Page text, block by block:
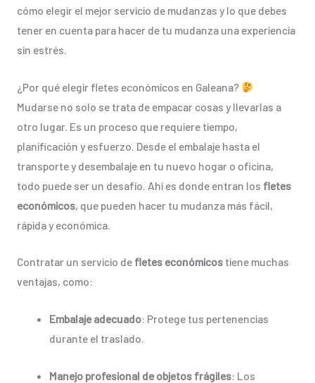
cómo elegir el mejor servicio de mudanzas y lo que debes
tener en cuenta para hacer de tu mudanza una experiencia
sin estrés.
¿Por qué elegir fletes económicos en Galeana?
Mudarse no solo se trata de empacar cosas y llevarlas a
otro lugar. Es un proceso que requiere tiempo,
planificación y esfuerzo. Desde el embalaje hasta el
transporte y desembalaje en tu nuevo hogar o oficina,
todo puede ser un desafío. Ahí es donde entran los fletes
económicos, que pueden hacer tu mudanza más fácil,
rápida y económica.
Contratar un servicio de fletes económicos tiene muchas
ventajas, como:
Embalaje adecuado: Protege tus pertenencias
durante el traslado.
Manejo profesional de objetos frágiles: Los